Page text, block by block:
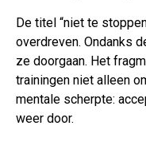
De titel “niet te
overdreven. Ondanks
ze doorgaan. Het
trainingen niet alleen
mentale scherpte:
weer door.